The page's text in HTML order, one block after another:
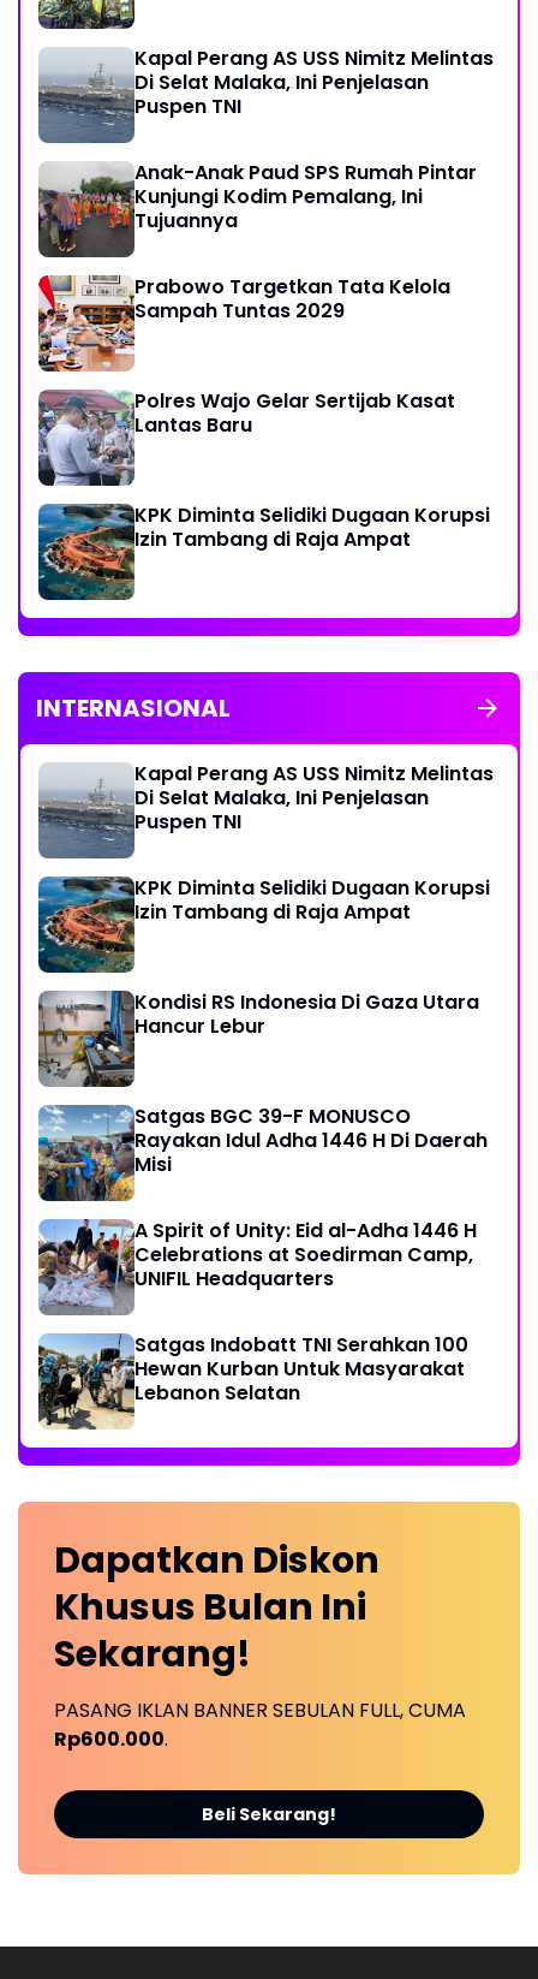
Kapal Perang AS USS Nimitz Melintas
Di Selat Malaka, Ini Penjelasan
Puspen TNI
Anak-Anak Paud SPS Rumah Pintar
Kunjungi Kodim Pemalang, Ini
Tujuannya
Prabowo Targetkan Tata Kelola
Sampah Tuntas 2029
Polres Wajo Gelar Sertijab Kasat
Lantas Baru
KPK Diminta Selidiki Dugaan Korupsi
Izin Tambang di Raja Ampat
INTERNASIONAL
Kapal Perang AS USS Nimitz Melintas
Di Selat Malaka, Ini Penjelasan
Puspen TNI
KPK Diminta Selidiki Dugaan Korupsi
Izin Tambang di Raja Ampat
Kondisi RS Indonesia Di Gaza Utara
Hancur Lebur
Satgas BGC 39-F MONUSCO
Rayakan Idul Adha 1446 H Di Daerah
Misi
A Spirit of Unity: Eid al-Adha 1446 H
Celebrations at Soedirman Camp,
UNIFIL Headquarters
Satgas Indobatt TNI Serahkan 100
Hewan Kurban Untuk Masyarakat
Lebanon Selatan
Dapatkan Diskon
Khusus Bulan Ini
Sekarang!
PASANG IKLAN BANNER SEBULAN FULL, CUMA
Rp600.000.
Beli Sekarang!